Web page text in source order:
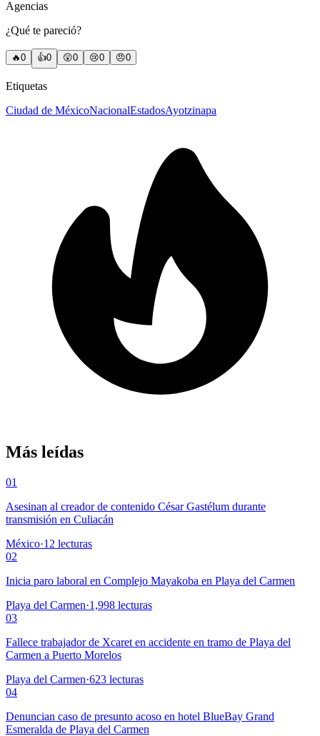
Agencias
¿Qué te pareció?
🔥0 👍0 😲0 😢0 😠0
Etiquetas
Ciudad de MéxicoNacionalEstadosAyotzinapa
Más leídas
01
Asesinan al creador de contenido César Gastélum durante
transmisión en Culiacán
México·12 lecturas
02
Inicia paro laboral en Complejo Mayakoba en Playa del Carmen
Playa del Carmen·1,998 lecturas
03
Fallece trabajador de Xcaret en accidente en tramo de Playa del
Carmen a Puerto Morelos
Playa del Carmen·623 lecturas
04
Denuncian caso de presunto acoso en hotel BlueBay Grand
Esmeralda de Playa del Carmen